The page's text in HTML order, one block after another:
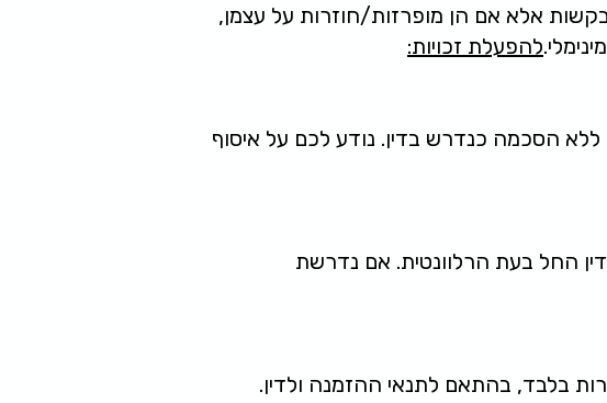
אלא אם הן מופרזות/חוזרות על עצמן,
להפעלת זכויות:
מידע על קטינים ללא הסכמה כנדרש בדין. נודע לכם על איסוף
החל בעת הרלוונטית. אם נדרשת
בלבד, בהתאם לתנאי ההזמנה ולדין.